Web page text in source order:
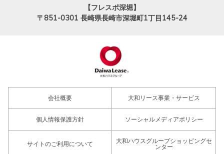
【フレスポ深堀】
〒851-0301 長崎県長崎市深堀町1丁目145-24
会社概要 大和リース事業・サービス
個人情報保護方針 ソーシャルメディアポリシー
サイトのご利用について
大和ハウスグループショッピングセ
ンター